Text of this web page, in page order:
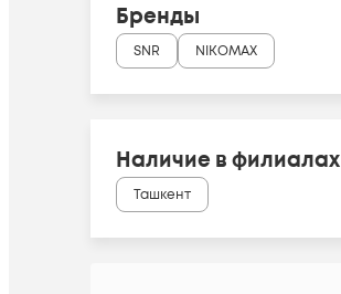
Бренды
SNR NIKOMAX
Наличие в филиалах
Ташкент